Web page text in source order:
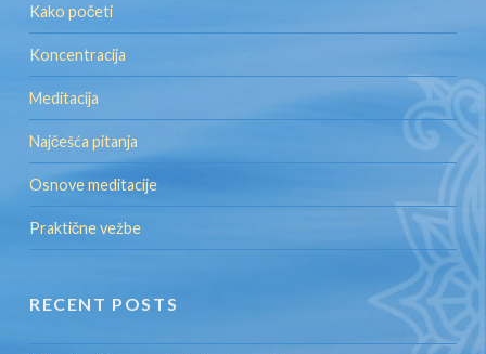
Kako početi
Koncentracija
Meditacija
Najčešća pitanja
Osnove meditacije
Praktične vežbe
RECENT POSTS